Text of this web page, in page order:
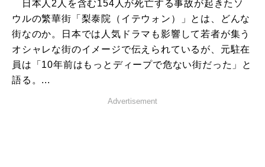
日本人2人を含む154人が死亡する事故が起きたソ
ウルの繁華街「梨泰院（イテウォン）」とは、どんな
街なのか。日本では人気ドラマも影響して若者が集う
オシャレな街のイメージで伝えられているが、元駐在
員は「10年前はもっとディープで危ない街だった」と
語る。...
Advertisement